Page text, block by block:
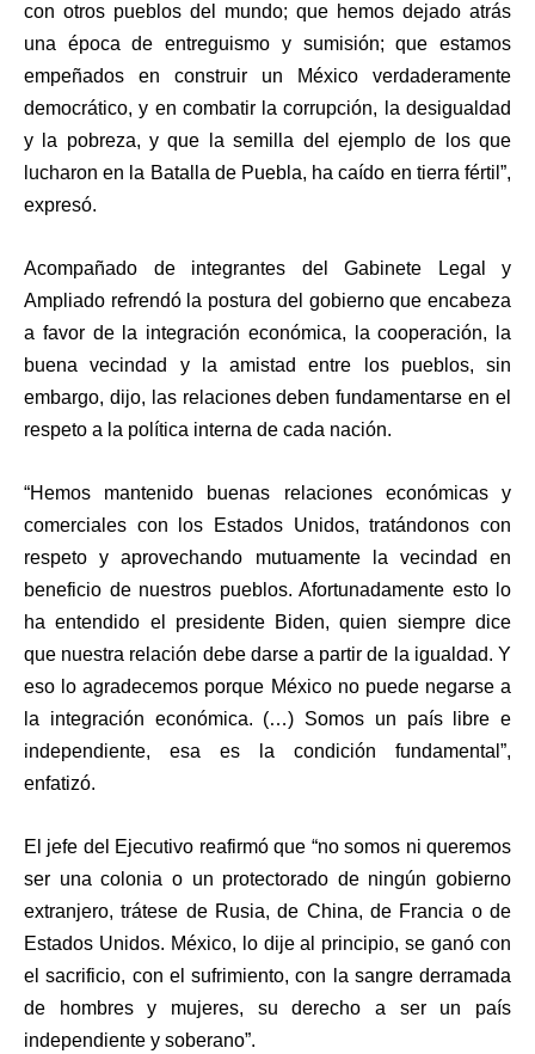
con otros pueblos del mundo; que hemos dejado atrás
una época de entreguismo y sumisión; que estamos
empeñados en construir un México verdaderamente
democrático, y en combatir la corrupción, la desigualdad
y la pobreza, y que la semilla del ejemplo de los que
lucharon en la Batalla de Puebla, ha caído en tierra fértil”,
expresó.
Acompañado de integrantes del Gabinete Legal y
Ampliado refrendó la postura del gobierno que encabeza
a favor de la integración económica, la cooperación, la
buena vecindad y la amistad entre los pueblos, sin
embargo, dijo, las relaciones deben fundamentarse en el
respeto a la política interna de cada nación.
“Hemos mantenido buenas relaciones económicas y
comerciales con los Estados Unidos, tratándonos con
respeto y aprovechando mutuamente la vecindad en
beneficio de nuestros pueblos. Afortunadamente esto lo
ha entendido el presidente Biden, quien siempre dice
que nuestra relación debe darse a partir de la igualdad. Y
eso lo agradecemos porque México no puede negarse a
la integración económica. (…) Somos un país libre e
independiente, esa es la condición fundamental”,
enfatizó.
El jefe del Ejecutivo reafirmó que “no somos ni queremos
ser una colonia o un protectorado de ningún gobierno
extranjero, trátese de Rusia, de China, de Francia o de
Estados Unidos. México, lo dije al principio, se ganó con
el sacrificio, con el sufrimiento, con la sangre derramada
de hombres y mujeres, su derecho a ser un país
independiente y soberano”.